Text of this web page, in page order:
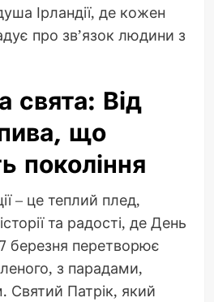
Ірландії, де кожен
про зв’язок людини з
свята: Від
що
покоління
– це теплий плед,
та радості, де День
березня перетворює
з парадами,
Святий Патрік, який